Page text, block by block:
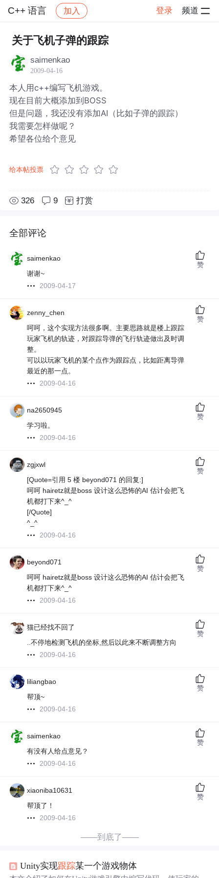
C++ 语言 加入 登录 频道
社区 C++ 语言 帖子详情
关于飞机子弹的跟踪
saimenkao
2009-04-16
本人用c++编写飞机游戏。
现在目前大概添加到BOSS
但是问题，我还没有添加AI（比如子弹的跟踪）
我需要怎样做呢？
希望各位给个意见
给本帖投票
326 9 打赏
全部评论
saimenkao
谢谢~
2009-04-17
赞
zenny_chen
呵呵，这个实现方法很多啊。主要思路就是楼上跟踪
玩家飞机的轨迹，对跟踪导弹的飞行轨迹做出及时调
整。
可以以玩家飞机的某个点作为跟踪点，比如距离导弹
最近的那一点。
2009-04-16
赞
na2650945
学习啦。
2009-04-16
赞
zgjxwl
[Quote=引用 5 楼 beyond071 的回复:]
呵呵 hairetz就是boss 设计这么恐怖的AI 估计会把飞
机都打下来^_^
[/Quote]
^_^
2009-04-16
赞
beyond071
呵呵 hairetz就是boss 设计这么恐怖的AI 估计会把飞
机都打下来^_^
2009-04-16
赞
猫已经找不回了
..不停地检测飞机的坐标,然后以此来不断调整方向
2009-04-16
赞
liliangbao
帮顶~
2009-04-16
赞
saimenkao
有没有人给点意见？
2009-04-16
赞
xiaoniba10631
帮顶了！
2009-04-16
赞
——到底了——
Unity实现跟踪某一个游戏物体